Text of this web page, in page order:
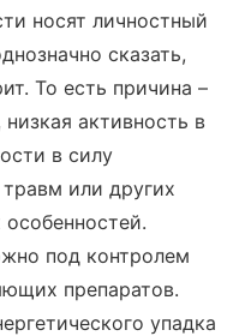
носят личностный
сказать,
То есть причина –
активность в
в силу
или других
под контролем
препаратов.
упадка